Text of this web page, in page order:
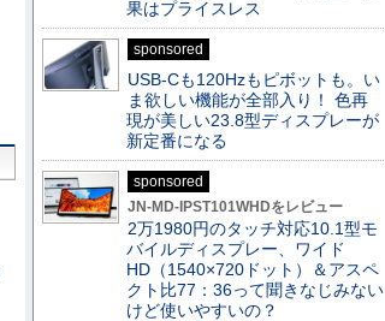
果はプライスレス
sponsored
USB-Cも120Hzもピボットも。い
ま欲しい機能が全部入り！ 色再
現が美しい23.8型ディスプレーが
新定番になる
sponsored
JN-MD-IPST101WHDをレビュー
2万1980円のタッチ対応10.1型モ
バイルディスプレー、ワイド
HD（1540×720ドット）＆アスペ
クト比77：36って聞きなじみない
けど使いやすいの？